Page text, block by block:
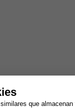
tenderse en la
que almacenan